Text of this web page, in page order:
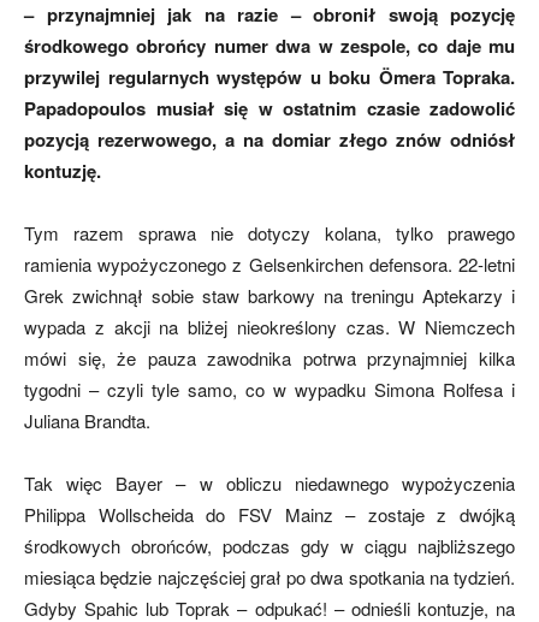
(transfery,
mecze,
skład)
– przynajmniej jak na razie – obronił swoją pozycję
środkowego obrońcy numer dwa w zespole, co daje mu
przywilej regularnych występów u boku Ömera Topraka.
Papadopoulos musiał się w ostatnim czasie zadowolić
pozycją rezerwowego, a na domiar złego znów odniósł
kontuzję.
Tym razem sprawa nie dotyczy kolana, tylko prawego
ramienia wypożyczonego z Gelsenkirchen defensora. 22-letni
Grek zwichnął sobie staw barkowy na treningu Aptekarzy i
wypada z akcji na bliżej nieokreślony czas. W Niemczech
mówi się, że pauza zawodnika potrwa przynajmniej kilka
tygodni – czyli tyle samo, co w wypadku Simona Rolfesa i
Juliana Brandta.
Tak więc Bayer – w obliczu niedawnego wypożyczenia
Philippa Wollscheida do FSV Mainz – zostaje z dwójką
środkowych obrońców, podczas gdy w ciągu najbliższego
miesiąca będzie najczęściej grał po dwa spotkania na tydzień.
Gdyby Spahic lub Toprak – odpukać! – odnieśli kontuzje, na